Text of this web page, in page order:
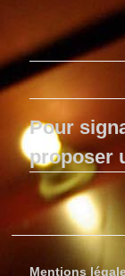
Pour
proposer
Mentions